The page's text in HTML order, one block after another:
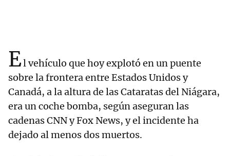
El vehículo que hoy explotó en un puente
sobre la frontera entre Estados Unidos y
Canadá, a la altura de las Cataratas del Niágara,
era un coche bomba, según aseguran las
cadenas CNN y Fox News, y el incidente ha
dejado al menos dos muertos.